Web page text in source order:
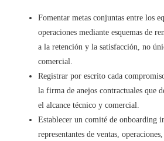
Fomentar metas conjuntas entre los
operaciones mediante esquemas de
a la retención y la satisfacción, no
comercial.
Registrar por escrito cada
la firma de anejos contractuales que
el alcance técnico y comercial.
Establecer un comité de onboarding
representantes de ventas,